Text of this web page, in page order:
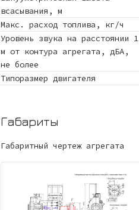
всасывания, м
Макс. расход топлива, кг/ч
Уровень звука на расстоянии 1
м от контура агрегата, дБА,
не более
Типоразмер двигателя
Габариты
Габаритный чертеж агрегата